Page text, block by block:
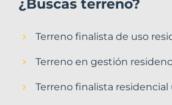
¿Buscas terreno?
Terreno finalista de uso
Terreno en gestión
Terreno finalista